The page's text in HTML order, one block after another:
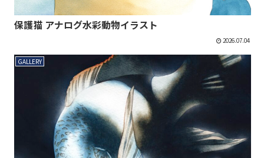
保護猫 アナログ水彩動物イラスト
2026.07.04
GALLERY